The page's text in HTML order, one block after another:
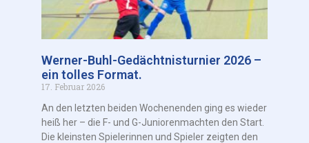
Werner-Buhl-Gedächtnisturnier 2026 –
ein tolles Format.
17. Februar 2026
An den letzten beiden Wochenenden ging es wieder
heiß her – die F- und G-Juniorenmachten den Start.
Die kleinsten Spielerinnen und Spieler zeigten den